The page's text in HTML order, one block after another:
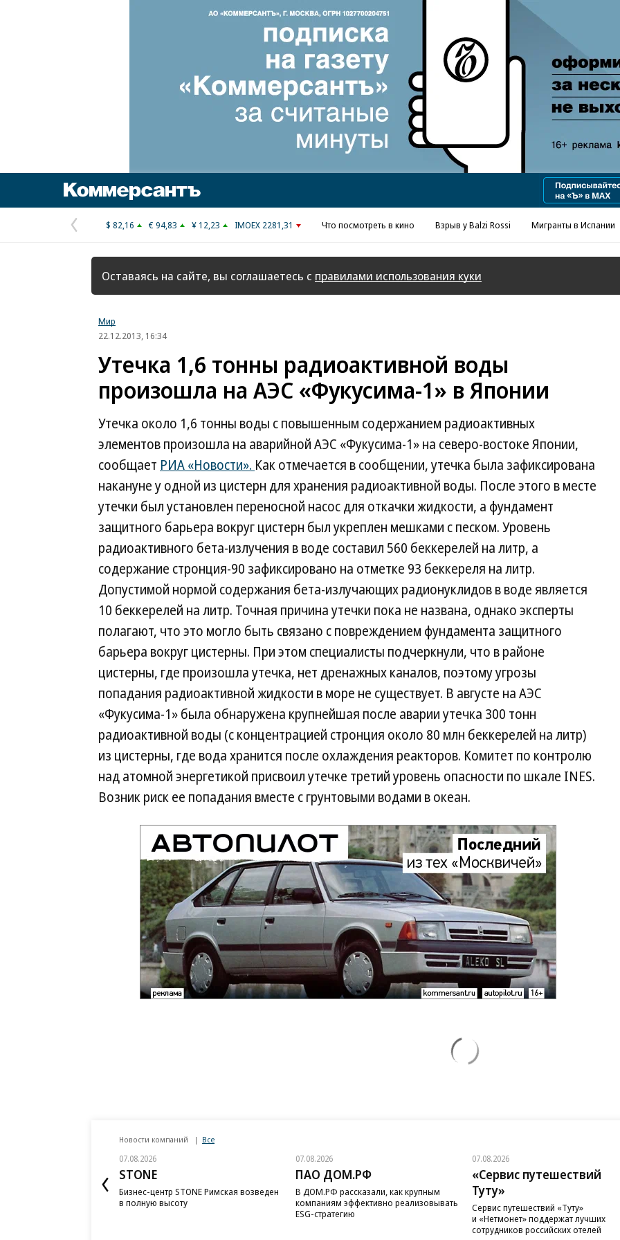
Реклама в «Ъ» www.kommersant.ru/ad
Предыдущая
страница
$ 82,16 € 94,83 ¥ 12,23 IMOEX 2281,31 Что посмотреть в кино Взрыв у Balzi Rossi Мигранты в Испании
Оставаясь на сайте, вы соглашаетесь с правилами использования куки
Мир
22.12.2013, 16:34
Утечка 1,6 тонны радиоактивной воды
произошла на АЭС «Фукусима-1» в Японии
Утечка около 1,6 тонны воды с повышенным содержанием радиоактивных
элементов произошла на аварийной АЭС «Фукусима-1» на северо-востоке Японии,
сообщает РИА «Новости». Как отмечается в сообщении, утечка была зафиксирована
накануне у одной из цистерн для хранения радиоактивной воды. После этого в месте
утечки был установлен переносной насос для откачки жидкости, а фундамент
защитного барьера вокруг цистерн был укреплен мешками с песком. Уровень
радиоактивного бета-излучения в воде составил 560 беккерелей на литр, а
содержание стронция-90 зафиксировано на отметке 93 беккереля на литр.
Допустимой нормой содержания бета-излучающих радионуклидов в воде является
10 беккерелей на литр. Точная причина утечки пока не названа, однако эксперты
полагают, что это могло быть связано с повреждением фундамента защитного
барьера вокруг цистерны. При этом специалисты подчеркнули, что в районе
цистерны, где произошла утечка, нет дренажных каналов, поэтому угрозы
попадания радиоактивной жидкости в море не существует. В августе на АЭС
«Фукусима-1» была обнаружена крупнейшая после аварии утечка 300 тонн
радиоактивной воды (с концентрацией стронция около 80 млн беккерелей на литр)
из цистерны, где вода хранится после охлаждения реакторов. Комитет по контролю
над атомной энергетикой присвоил утечке третий уровень опасности по шкале INES.
Возник риск ее попадания вместе с грунтовыми водами в океан.
Новости компаний Все
07.08.2026
STONE
Бизнес-центр STONE Римская возведен
в полную высоту
07.08.2026
ПАО ДОМ.РФ
В ДОМ.РФ рассказали, как крупным
компаниям эффективно реализовывать
ESG-стратегию
07.08.2026
«Сервис путешествий
Туту»
Сервис путешествий «Туту»
и «Нетмонет» поддержат лучших
сотрудников российских отелей